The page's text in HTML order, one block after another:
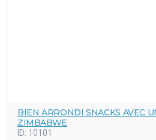
BIEN ARRONDI SNACKS AVEC
ZIMBABWE
ID: 10101